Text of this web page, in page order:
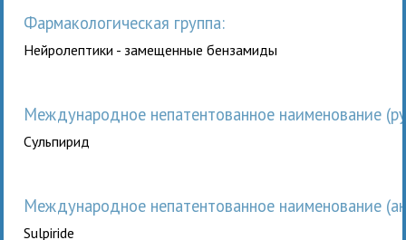
Фармакологическая группа:
Нейролептики - замещенные бензамиды
Международное непатентованное наименование
Сульпирид
Международное непатентованное наименование
Sulpiride